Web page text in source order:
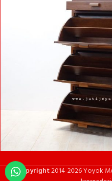
Copyright2014-2026 Yoyok